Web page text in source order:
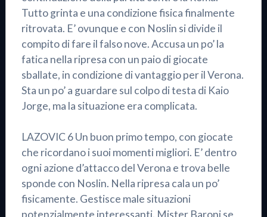
Tutto grinta e una condizione fisica finalmente
ritrovata. E’ ovunque e con Noslin si divide il
compito di fare il falso nove. Accusa un po’ la
fatica nella ripresa con un paio di giocate
sballate, in condizione di vantaggio per il Verona.
Sta un po’ a guardare sul colpo di testa di Kaio
Jorge, ma la situazione era complicata.
LAZOVIC 6 Un buon primo tempo, con giocate
che ricordano i suoi momenti migliori. E’ dentro
ogni azione d’attacco del Verona e trova belle
sponde con Noslin. Nella ripresa cala un po’
fisicamente. Gestisce male situazioni
potenzialmente interessanti. Mister Baroni se